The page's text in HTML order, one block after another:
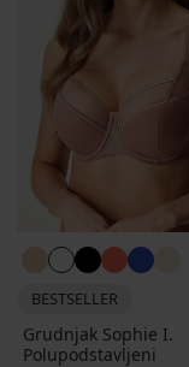
BESTSELLER
Grudnjak Sophie I.
Polupodstavljeni